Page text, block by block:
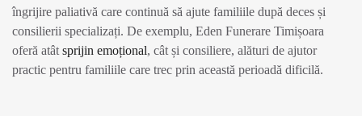
îngrijire paliativă care continuă să ajute familiile după deces și
consilierii specializați. De exemplu, Eden Funerare Timișoara
oferă atât sprijin emoțional, cât și consiliere, alături de ajutor
practic pentru familiile care trec prin această perioadă dificilă.